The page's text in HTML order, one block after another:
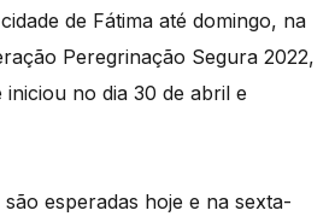
de Fátima até domingo, na
Peregrinação Segura 2022,
no dia 30 de abril e
esperadas hoje e na sexta-